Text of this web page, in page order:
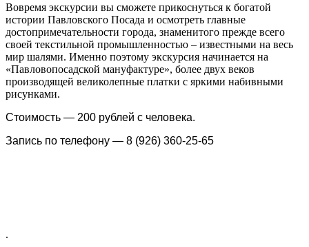
Вовремя экскурсии вы сможете прикоснуться к богатой
истории Павловского Посада и осмотреть главные
достопримечательности города, знаменитого прежде всего
своей текстильной промышленностью – известными на весь
мир шалями. Именно поэтому экскурсия начинается на
«Павловопосадской мануфактуре», более двух веков
производящей великолепные платки с яркими набивными
рисунками.
Стоимость — 200 рублей с человека.
Запись по телефону — 8 (926) 360-25-65
.